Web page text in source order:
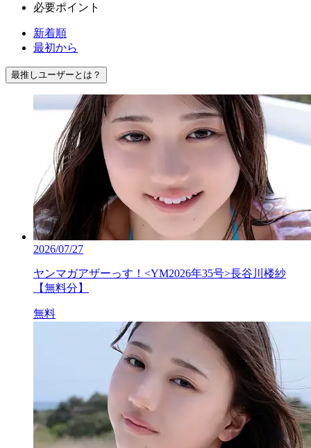
必要ポイント
新着順
最初から
最推しユーザーとは？
2026/07/27
ヤンマガアザーっす！<YM2026年35号>長谷川楼紗
【無料分】
無料